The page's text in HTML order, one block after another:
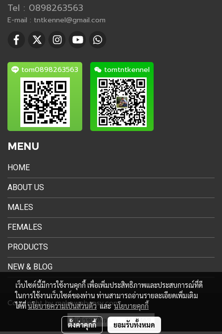
Tel : 0898263563
E-mail : tntkennel@gmail.com
tom0898263563 tomtntkennel
MENU
HOME
ABOUT US
MALES
FEMALES
PRODUCTS
NEW & BLOG
Copy right by makewebeasy.com
ผู้เข้าชมทั้งหมด 368,469
เว็บไซต์นี้มีการใช้งานคุกกี้ เพื่อเพิ่มประสิทธิภาพและประสบการณ์ที่ดี
ในการใช้งานเว็บไซต์ของท่าน ท่านสามารถอ่านรายละเอียดเพิ่มเติม
ได้ที่นโยบายความเป็นส่วนตัวและนโยบายคุกกี้
ตั้งค่าคุกกี้ ยอมรับทั้งหมด